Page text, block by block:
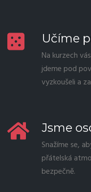
Učíme
Na kurzech
jdeme pod
vyzkoušeli a
Jsme
Snažíme se,
přátelská
bezpečně.